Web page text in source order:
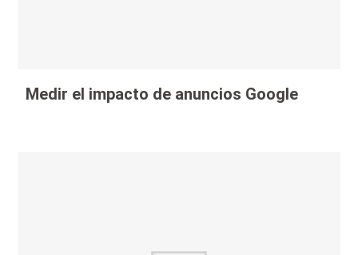
Medir el impacto de anuncios Google